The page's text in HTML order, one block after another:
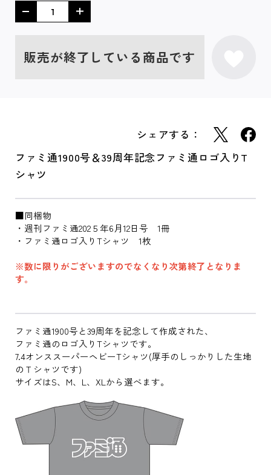
販売が終了している商品です
シェアする：
ファミ通1900号＆39周年記念ファミ通ロゴ入りT
シャツ
■同梱物
・週刊ファミ通202５年6月12日号 1冊
・ファミ通ロゴ入りTシャツ 1枚
※数に限りがございますのでなくなり次第終了となりま
す。
ファミ通1900号と39周年を記念して作成された、
ファミ通のロゴ入りTシャツです。
7.4オンススーパーヘビーTシャツ(厚手のしっかりした生地
のＴシャツです)
サイズはS、M、L、XLから選べます。